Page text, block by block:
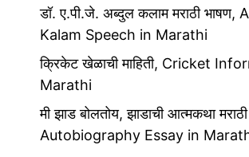
डॉ. ए.पी.जे. अब्दुल कलाम मराठी भाषण,
Kalam Speech in Marathi
क्रिकेट खेळाची माहिती, Cricket
Marathi
मी झाड बोलतोय, झाडाची आत्मकथा
Autobiography Essay in